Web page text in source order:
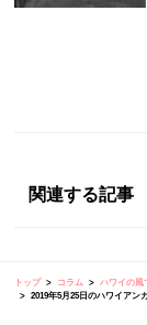
関連する記事
トップ コラム
ハワイの風
2019年5月25日のハワイアン